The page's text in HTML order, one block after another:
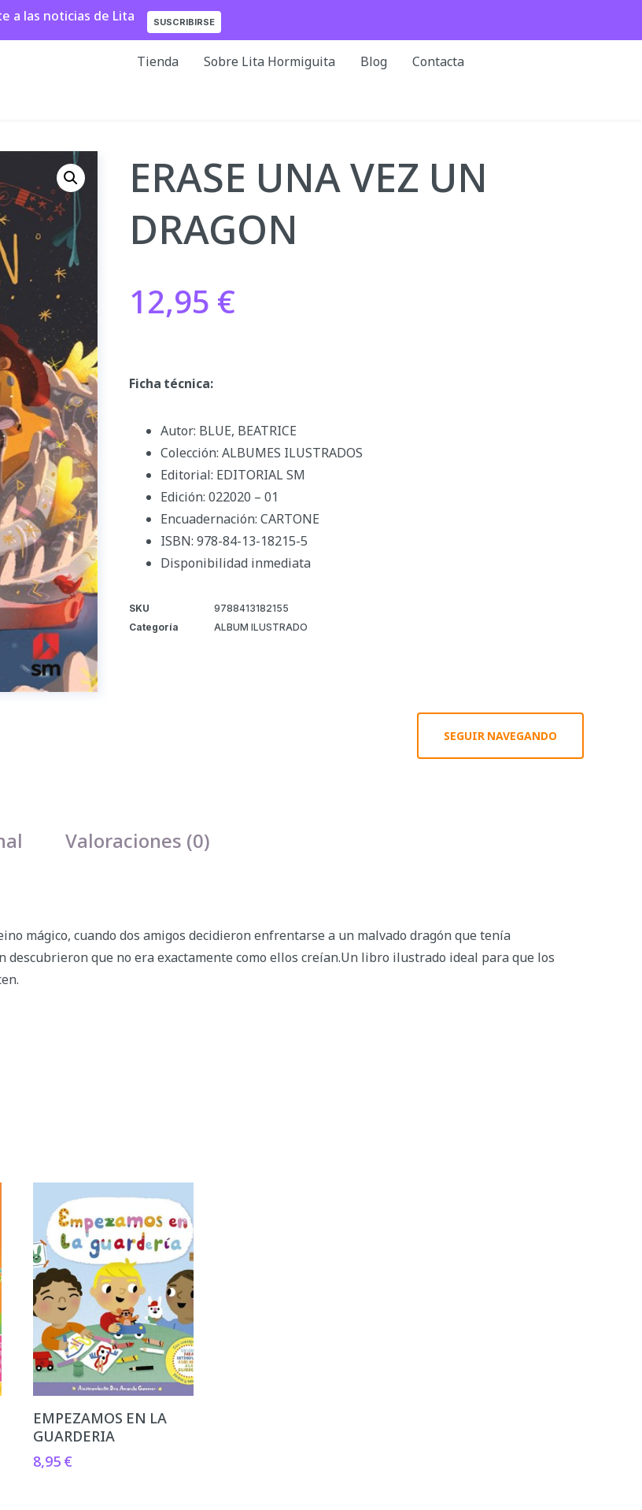
a las noticias de Lita SUSCRIBIRSE
Tienda Sobre Lita Hormiguita Blog Contacta
ERASE UNA VEZ UN
DRAGON
12,95 €
Ficha técnica:
Autor: BLUE, BEATRICE
Colección: ALBUMES ILUSTRADOS
Editorial: EDITORIAL SM
Edición: 022020 – 01
Encuadernación: CARTONE
ISBN: 978-84-13-18215-5
Disponibilidad inmediata
SKU
9788413182155
Categoría
ALBUM ILUSTRADO
SEGUIR NAVEGANDO
Valoraciones (0)
mágico, cuando dos amigos decidieron enfrentarse a un malvado dragón que tenía
que no era exactamente como ellos creían.Un libro ilustrado ideal para que los
EMPEZAMOS EN LA
GUARDERIA
8,95 €